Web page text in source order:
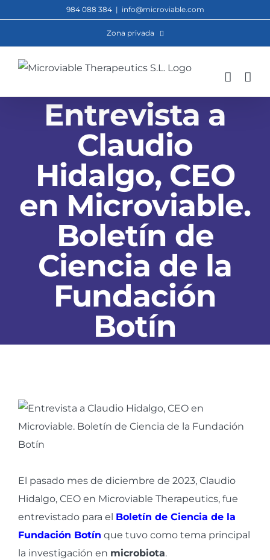
contenido
984 088 384 | info@microviable.com
Zona privada
Entrevista a
Claudio
Hidalgo, CEO
en Microviable.
Boletín de
Ciencia de la
Fundación
Botín
Ver
imagen
más
El pasado mes de diciembre de 2023, Claudio
Hidalgo, CEO en Microviable Therapeutics, fue
entrevistado para el Boletín de Ciencia de la
Fundación Botín que tuvo como tema principal
la investigación en microbiota.